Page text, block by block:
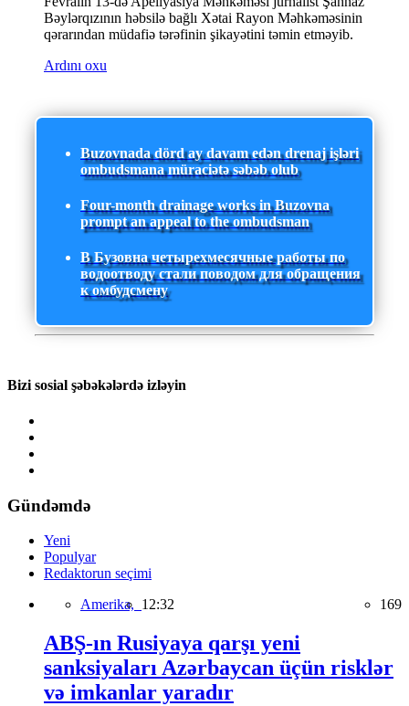
Bəylərqızının həbsilə bağlı Xətai Rayon Məhkəməsinin
qərarından müdafiə tərəfinin şikayətini təmin etməyib.
Ardını oxu
Buzovnada dörd ay davam edən drenaj işləri
ombudsmana müraciətə səbəb olub
Four-month drainage works in Buzovna
prompt an appeal to the ombudsman
В Бузовна четырехмесячные работы по
водоотводу стали поводом для обращения
к омбудсмену
Bizi sosial şəbəkələrdə izləyin
Gündəmdə
Yeni
Populyar
Redaktorun seçimi
Amerika, 12:32 169
ABŞ-ın Rusiyaya qarşı yeni
sanksiyaları Azərbaycan üçün risklər
və imkanlar yaradır